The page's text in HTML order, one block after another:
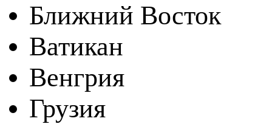
Ближний Восток
Ватикан
Венгрия
Грузия